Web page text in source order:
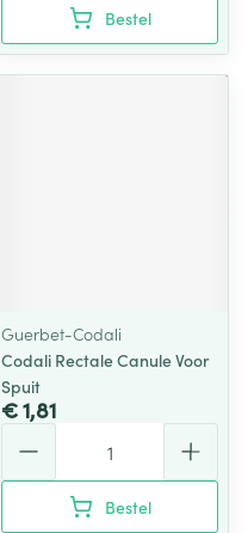
Bestel
Guerbet-Codali
Codali Rectale Canule Voor
Spuit
€ 1,81
Bestel